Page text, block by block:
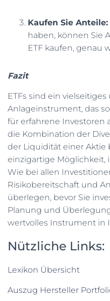
Kaufen Sie Anteile:
haben, können Sie
ETF kaufen, genau
Fazit
ETFs sind ein
Anlageinstrument, das
für erfahrene Investoren
die Kombination der
der Liquidität einer Aktie
einzigartige Möglichkeit,
Wie bei allen
Risikobereitschaft und
überlegen, bevor Sie
Planung und
wertvolles Instrument in
Nützliche Links:
Lexikon Übersicht
Auszug Hersteller